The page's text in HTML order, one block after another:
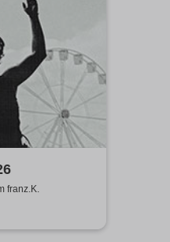
franz.K.